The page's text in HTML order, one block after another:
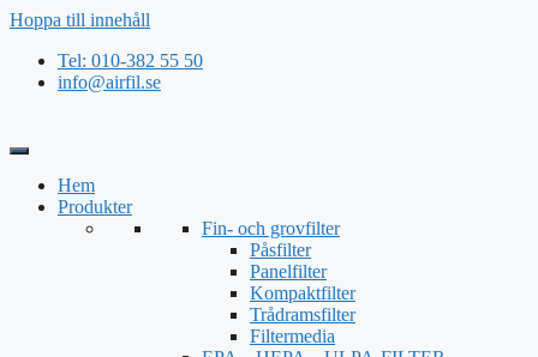
Hoppa till innehåll
Tel: 010-382 55 50
info@airfil.se
Hem
Produkter
Fin- och grovfilter
Påsfilter
Panelfilter
Kompaktfilter
Trådramsfilter
Filtermedia